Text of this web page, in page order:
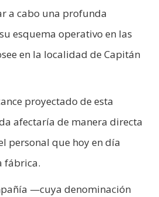
a cabo una profunda
esquema operativo en las
en la localidad de Capitán
proyectado de esta
afectaría de manera directa
personal que hoy en día
fábrica.
—cuya denominación